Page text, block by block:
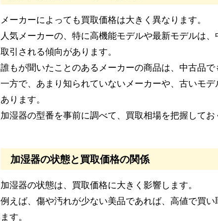
メーカーによっても買取価格は大きく異なります。
人気メーカーの、特に高機能モデルや最新モデルは
取引される傾向があります。
誰もが聞いたことのあるメーカーの商品は、中古品
一方で、あまり知られていないメーカーや、古いモ
あります。
加湿器の型番を事前に調べて、買取相場を把握して
加湿器の状態と買取価格の関係
加湿器の状態は、買取価格に大きく影響します。
例えば、傷や汚れが少ない美品であれば、高値で買
ます。